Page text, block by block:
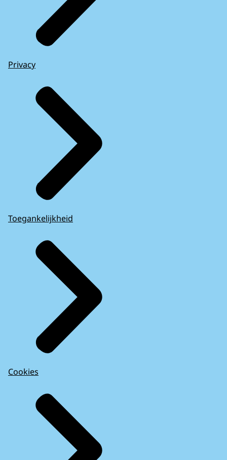
Privacy
Toegankelijkheid
Cookies